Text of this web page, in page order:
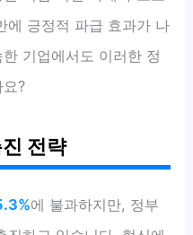
에 긍정적 파급 효과가 나
기업에서도 이러한 정
?
전략
에 불과하지만, 정부